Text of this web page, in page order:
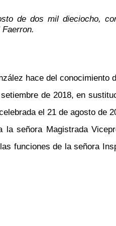
de dos mil dieciocho,
hace del conocimiento
de 2018, en
el 21 de agosto de
señora Magistrada
funciones de la señora